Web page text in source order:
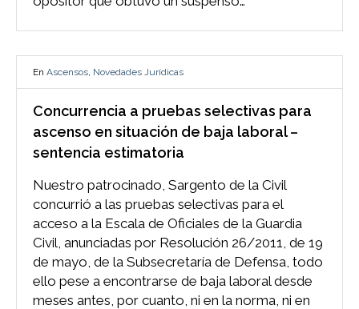
En Ascensos Novedades Jurídicas
Concurrencia a pruebas selectivas para
ascenso en situación de baja laboral –
sentencia estimatoria
Nuestro patrocinado, Sargento de la Civil
concurrió a las pruebas selectivas para el
acceso a la Escala de Oficiales de la Guardia
Civil, anunciadas por Resolución 26/2011, de 19
de mayo, de la Subsecretaría de Defensa, todo
ello pese a encontrarse de baja laboral desde
meses antes, por cuanto, ni en la norma, ni en